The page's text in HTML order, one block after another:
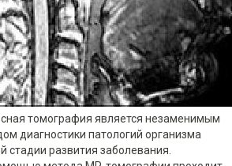
томография является незаменимым
диагностики патологий организма
стадии развития заболевания.